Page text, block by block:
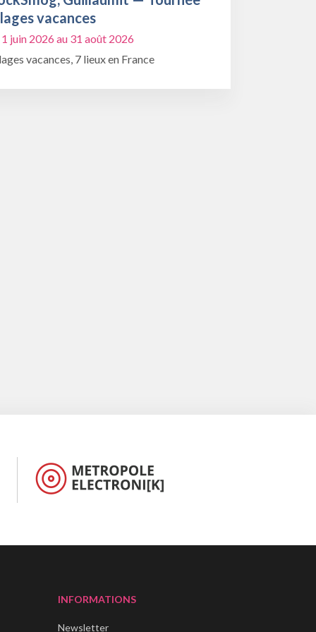
vacances
juin 2026 au 31 août 2026
vacances, 7 lieux en France
INFORMATIONS
Newsletter